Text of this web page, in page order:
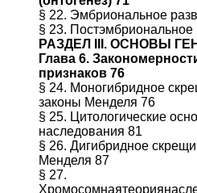
§ 22. Эмбриональное
§ 23. Постэмбриональное
РАЗДЕЛ III. ОСНОВЫ
Глава 6.
признаков 76
§ 24. Моногибридное
законы Менделя 76
§ 25. Цитологические
наследования 81
§ 26. Дигибридное
Менделя 87
§ 27.